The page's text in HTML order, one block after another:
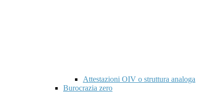
Attestazioni OIV o struttura analoga
Burocrazia zero